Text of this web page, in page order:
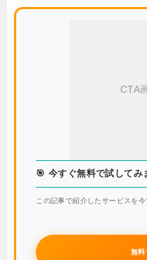
CTA
🎯 今すぐ無料で試してみ
この記事で紹介したサービスを
無